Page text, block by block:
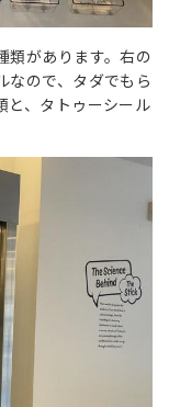
類があります。右の
なので、タダでもら
と、タトゥーシール